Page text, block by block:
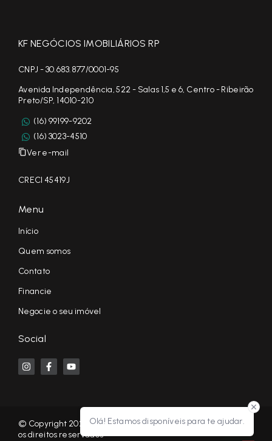
Olá! Estamos disponíveis para te ajudar.
KF NEGÓCIOS IMOBILIÁRIOS RP
CNPJ - 30.683.877/0001-95
Avenida Independência, 522 - Salas 1,5 e 6, Centro - Ribeirão
Preto/SP, 14010-210
(16) 99199-9202
(16) 3023-4510
Ver e-mail
CRECI 45419J
Menu
Início
Quem somos
Contato
Financie
Negocie o seu imóvel
Social
© Copyright 2026 - KF NEGÓCIOS IMOBILIÁRIOS RP - Todos
os direitos reservados